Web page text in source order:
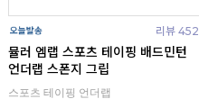
리뷰 452
뮬러 엠랩 스포츠 테이핑 배드민턴
언더랩 스폰지 그립
스포츠 테이핑 언더랩